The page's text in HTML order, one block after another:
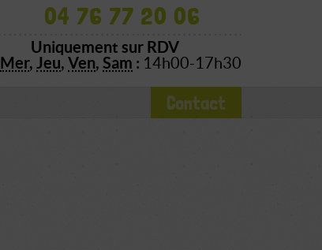
04 76 77 20 06
Uniquement sur RDV
Mer, Jeu, Ven, Sam : 14h00-17h30
Contact